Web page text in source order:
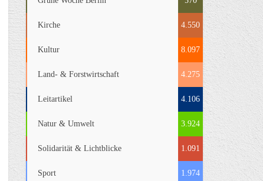
Kirche 4.550
Kultur 8.097
Land- & Forstwirtschaft 4.275
Leitartikel 4.106
Natur & Umwelt 3.924
Solidarität & Lichtblicke 1.091
Sport 1.974